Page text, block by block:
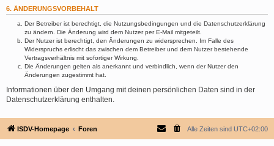
6. ÄNDERUNGSVORBEHALT
Der Betreiber ist berechtigt, die Nutzungsbedingungen und die Datenschutzerklärung
zu ändern. Die Änderung wird dem Nutzer per E-Mail mitgeteilt.
Der Nutzer ist berechtigt, den Änderungen zu widersprechen. Im Falle des
Widerspruchs erlischt das zwischen dem Betreiber und dem Nutzer bestehende
Vertragsverhältnis mit sofortiger Wirkung.
Die Änderungen gelten als anerkannt und verbindlich, wenn der Nutzer den
Änderungen zugestimmt hat.
Informationen über den Umgang mit deinen persönlichen Daten sind in der
Datenschutzerklärung enthalten.
ISDV-Homepage Foren Alle Zeiten sind UTC+02:00